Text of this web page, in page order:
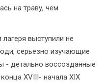
на траву, чем
выступили не
серьезно изучающие
- детально воссозданные
XVIII- начала XIX